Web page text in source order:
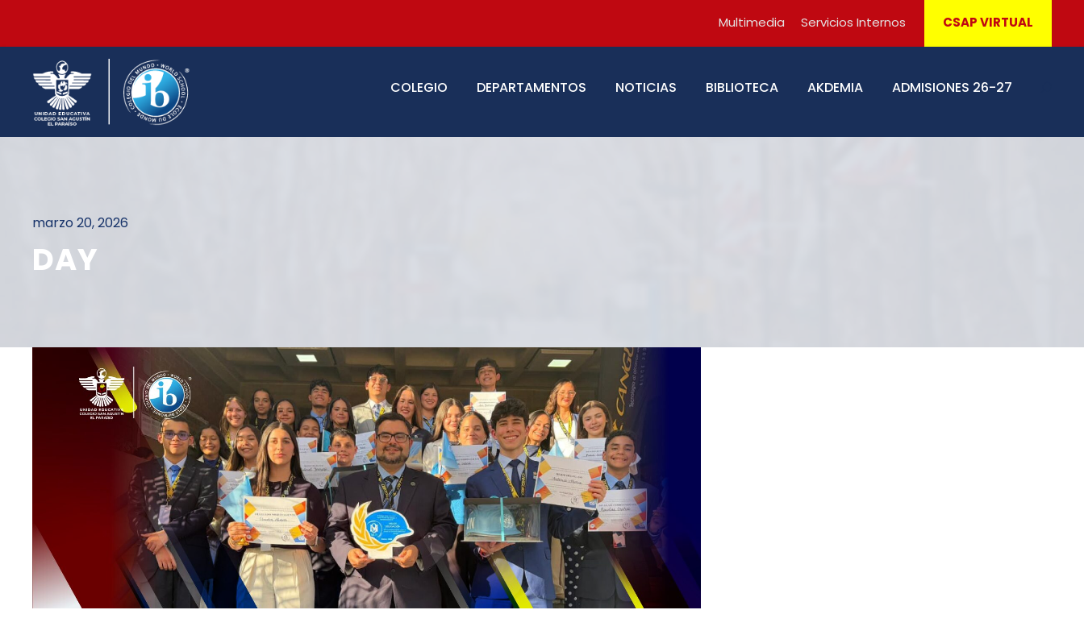
Multimedia Servicios Internos CSAP VIRTUAL
COLEGIO DEPARTAMENTOS NOTICIAS BIBLIOTECA AKDEMIA ADMISIONES 26-27
marzo 20, 2026
DAY